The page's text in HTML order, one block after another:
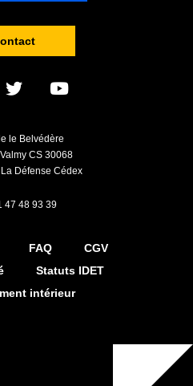
le Belvédère
CS 30068
Défense Cédex
47 48 93 39
FAQ
CGV
Statuts IDET
intérieur